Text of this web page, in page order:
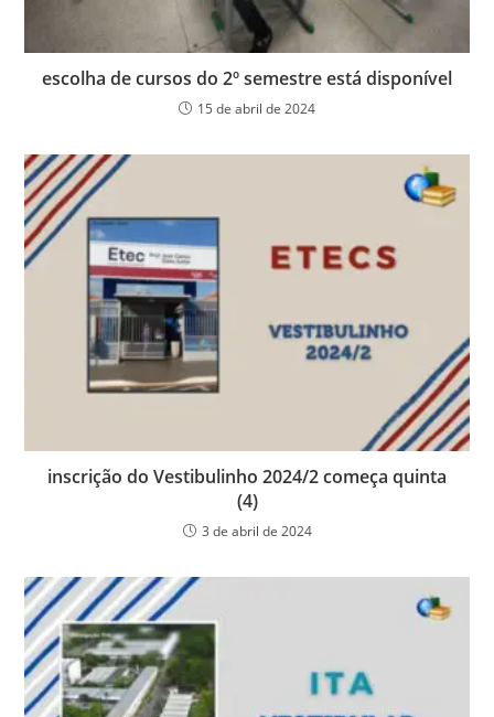
escolha de cursos do 2º semestre está disponível
15 de abril de 2024
inscrição do Vestibulinho 2024/2 começa quinta
(4)
3 de abril de 2024